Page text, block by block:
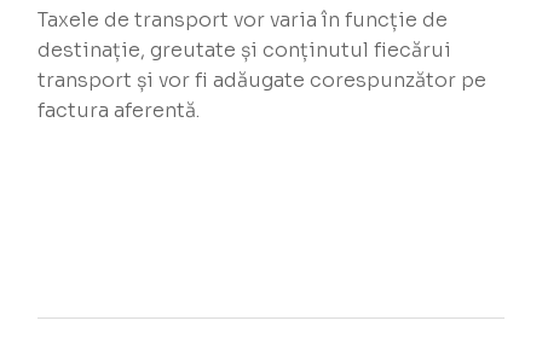
Taxele de transport vor varia în funcție de
destinație, greutate și conținutul fiecărui
transport și vor fi adăugate corespunzător pe
factura aferentă.